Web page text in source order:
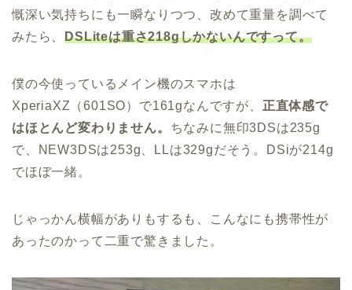
慨深い気持ちにも一瞬なりつつ、改めて重量を調べて
みたら、DSLiteは重さ218gしかないんですって。
僕の今使っているメイン機のスマホは
XperiaXZ（601SO）で161gなんですが、 正直体感で
はほとんど変わりません。 ちなみに無印3DSは235g
で、NEW3DSは253g、LLは329gだそう。DSiが214g
でほぼ一緒。
じゃっかん横幅がありもするも、こんなにも携帯性が
あったのかって二重で驚きました。